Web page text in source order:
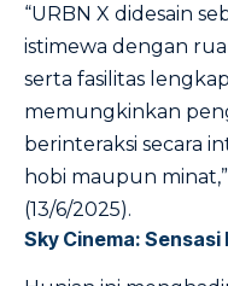
“URBN X didesain
istimewa dengan
serta fasilitas
memungkinkan
berinteraksi secara
hobi maupun
(13/6/2025).
Sky Cinema: